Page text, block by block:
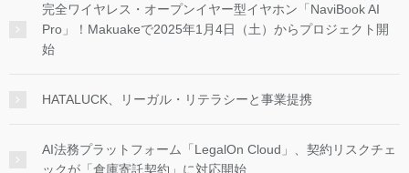
完全ワイヤレス・オープンイヤー型イヤホン「NaviBook AI
Pro」！Makuakeで2025年1月4日（土）からプロジェクト開
始
HATALUCK、リーガル・リテラシーと事業提携
AI法務プラットフォーム「LegalOn Cloud」、契約リスクチェ
ックが「倉庫寄託契約」に対応開始